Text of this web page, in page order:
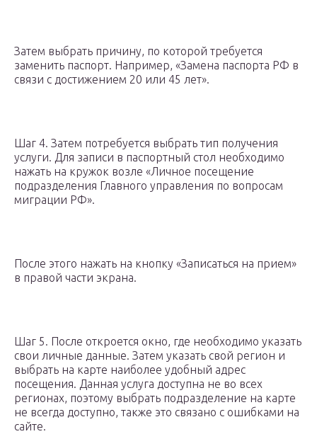
Затем выбрать причину, по которой требуется
заменить паспорт. Например, «Замена паспорта РФ в
связи с достижением 20 или 45 лет».
Шаг 4. Затем потребуется выбрать тип получения
услуги. Для записи в паспортный стол необходимо
нажать на кружок возле «Личное посещение
подразделения Главного управления по вопросам
миграции РФ».
После этого нажать на кнопку «Записаться на прием»
в правой части экрана.
Шаг 5. После откроется окно, где необходимо указать
свои личные данные. Затем указать свой регион и
выбрать на карте наиболее удобный адрес
посещения. Данная услуга доступна не во всех
регионах, поэтому выбрать подразделение на карте
не всегда доступно, также это связано с ошибками на
сайте.